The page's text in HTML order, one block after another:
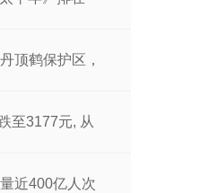
顶鹤保护区，
至3177元, 从
近400亿人次